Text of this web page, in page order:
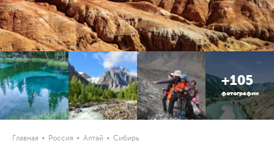
+105
фотографии
Главная Россия Алтай Сибирь